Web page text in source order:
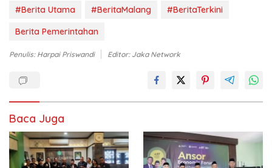
#Berita Utama
#BeritaMalang
#BeritaTerkini
Berita Pemerintahan
Penulis: Harpai Priswandi Editor: Jaka Network
Baca Juga